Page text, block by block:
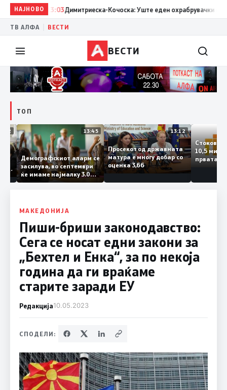
НАЈНОВО
13:03 Димитриеска-Кочоска: Уште еден охрабрувачки сигнал
ТВ АЛФА ВЕСТИ
ВЕСТИ
ТОП
14:12 13:45
Демографскиот аларм се
засилува, во септември
ќе имаме најмалку 3.000
првачиња помалку
13:12
Просекот од државната
матура е многу добар со
оценка 3,66
10,5
МАКЕДОНИЈА
Пиши-бриши законодавство:
Сега се носат едни закони за
„Бехтел и Енка“, за по некоја
година да ги враќаме
старите заради ЕУ
Редакција10.05.2023
СПОДЕЛИ: